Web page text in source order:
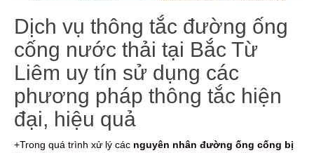
Dịch vụ thông tắc đường ống
cống nước thải tại Bắc Từ
Liêm uy tín sử dụng các
phương pháp thông tắc hiện
đại, hiệu quả
+Trong quá trình xử lý các nguyên nhân đường ống cống bị